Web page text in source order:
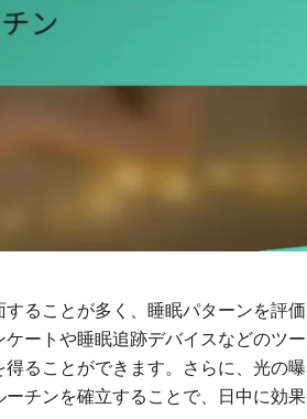
ることが多く、睡眠パターンを評価
ートや睡眠追跡デバイスなどのツー
ることができます。さらに、光の曝
チンを確立することで、日中に効果